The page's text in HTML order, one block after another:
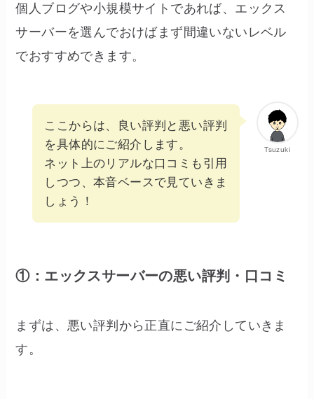
個人ブログや小規模サイトであれば、エックス
サーバーを選んでおけばまず間違いないレベル
でおすすめできます。
Tsuzuki
ここからは、良い評判と悪い評判
を具体的にご紹介します。
ネット上のリアルな口コミも引用
しつつ、本音ベースで見ていきま
しょう！
①：エックスサーバーの悪い評判・口コミ
まずは、悪い評判から正直にご紹介していきま
す。